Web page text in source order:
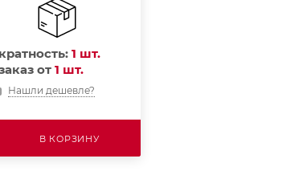
кратность: 1 шт.
от 1 шт.
Нашли дешевле?
В КОРЗИНУ